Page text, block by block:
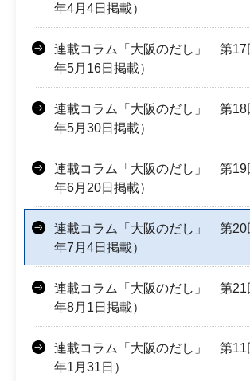
年4月4日掲載）
連載コラム「大阪のだし」 第
年5月16日掲載）
連載コラム「大阪のだし」 第
年5月30日掲載）
連載コラム「大阪のだし」 第
年6月20日掲載）
連載コラム「大阪のだし」 第
年7月4日掲載）
連載コラム「大阪のだし」 第
年8月1日掲載）
連載コラム「大阪のだし」 第
年1月31日）